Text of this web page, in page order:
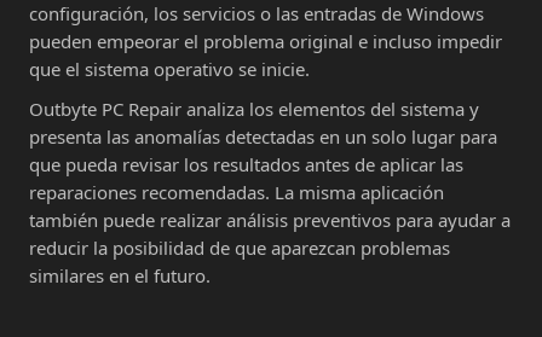
configuración, los servicios o las entradas de Windows
pueden empeorar el problema original e incluso impedir
que el sistema operativo se inicie.
Outbyte PC Repair analiza los elementos del sistema y
presenta las anomalías detectadas en un solo lugar para
que pueda revisar los resultados antes de aplicar las
reparaciones recomendadas. La misma aplicación
también puede realizar análisis preventivos para ayudar a
reducir la posibilidad de que aparezcan problemas
similares en el futuro.